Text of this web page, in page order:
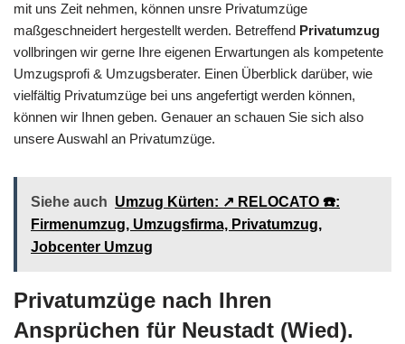
mit uns Zeit nehmen, können unsre Privatumzüge
maßgeschneidert hergestellt werden. Betreffend Privatumzug
vollbringen wir gerne Ihre eigenen Erwartungen als kompetente
Umzugsprofi & Umzugsberater. Einen Überblick darüber, wie
vielfältig Privatumzüge bei uns angefertigt werden können,
können wir Ihnen geben. Genauer an schauen Sie sich also
unsere Auswahl an Privatumzüge.
Siehe auch Umzug Kürten: ↗️ RELOCATO ☎️:
Firmenumzug, Umzugsfirma, Privatumzug,
Jobcenter Umzug
Privatumzüge nach Ihren
Ansprüchen für Neustadt (Wied).